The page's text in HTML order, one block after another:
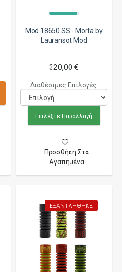
Mod 18650 SS - Morta by
Lauransot Mod
320,00 €
Διαθέσιμες Επιλογές:
Επιλέξτε Παραλλαγή
Προσθήκη Στα
Αγαπημένα
ΕΞΑΝΤΛΉΘΗΚΕ